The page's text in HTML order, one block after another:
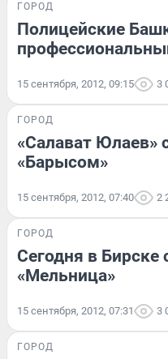
ГОРОД
Полицейские
15 сентября, 2012, 09:15 3
ГОРОД
«Салават Юлаев»
«Барысом»
15 сентября, 2012, 07:40 2
ГОРОД
Сегодня в Бирске
«Мельница»
15 сентября, 2012, 07:31 3
ГОРОД